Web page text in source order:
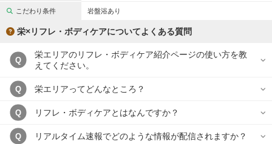
こだわり条件 岩盤浴あり
栄×リフレ・ボディケアについてよくある質問
Q
栄エリアのリフレ・ボディケア紹介ページの使い方を教
えてください。
Q 栄エリアってどんなところ？
Q リフレ・ボディケアとはなんですか？
Q リアルタイム速報でどのような情報が配信されますか？